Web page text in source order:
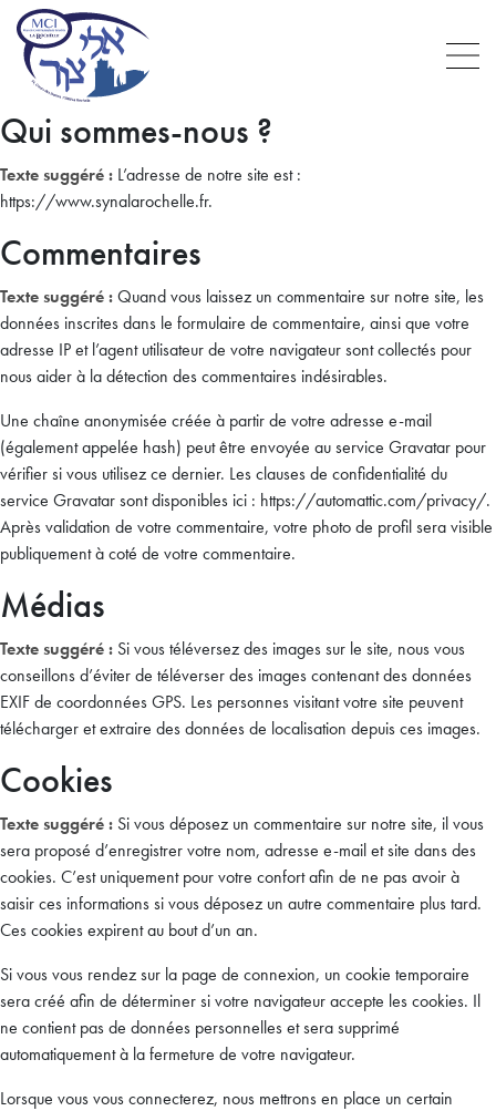
Qui sommes-nous ?
Texte suggéré : L’adresse de notre site est :
https://www.synalarochelle.fr.
Commentaires
Texte suggéré :Quand vous laissez un commentaire sur notre site, les
données inscrites dans le formulaire de commentaire, ainsi que votre
adresse IP et l’agent utilisateur de votre navigateur sont collectés pour
nous aider à la détection des commentaires indésirables.
Une chaîne anonymisée créée à partir de votre adresse e-mail
(également appelée hash) peut être envoyée au service Gravatar pour
vérifier si vous utilisez ce dernier. Les clauses de confidentialité du
service Gravatar sont disponibles ici : https://automattic.com/privacy/.
Après validation de votre commentaire, votre photo de profil sera visible
publiquement à coté de votre commentaire.
Médias
Texte suggéré : Si vous téléversez des images sur le site, nous vous
conseillons d’éviter de téléverser des images contenant des données
EXIF de coordonnées GPS. Les personnes visitant votre site peuvent
télécharger et extraire des données de localisation depuis ces images.
Cookies
Texte suggéré : Si vous déposez un commentaire sur notre site, il vous
sera proposé d’enregistrer votre nom, adresse e-mail et site dans des
cookies. C’est uniquement pour votre confort afin de ne pas avoir à
saisir ces informations si vous déposez un autre commentaire plus tard.
Ces cookies expirent au bout d’un an.
Si vous vous rendez sur la page de connexion, un cookie temporaire
sera créé afin de déterminer si votre navigateur accepte les cookies. Il
ne contient pas de données personnelles et sera supprimé
automatiquement à la fermeture de votre navigateur.
Lorsque vous vous connecterez, nous mettrons en place un certain